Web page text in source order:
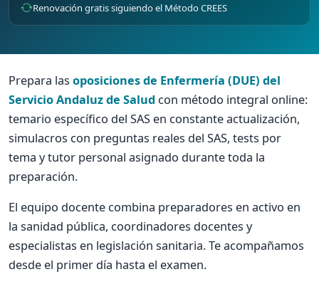
Renovación gratis siguiendo el Método CREES
Prepara las oposiciones de Enfermería (DUE) del
Servicio Andaluz de Salud con método integral online:
temario específico del SAS en constante actualización,
simulacros con preguntas reales del SAS, tests por
tema y tutor personal asignado durante toda la
preparación.
El equipo docente combina preparadores en activo en
la sanidad pública, coordinadores docentes y
especialistas en legislación sanitaria. Te acompañamos
desde el primer día hasta el examen.